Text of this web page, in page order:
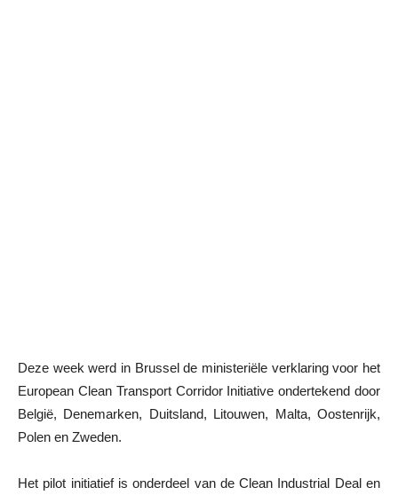
Deze week werd in Brussel de ministeriële verklaring voor het
European Clean Transport Corridor Initiative ondertekend door
België, Denemarken, Duitsland, Litouwen, Malta, Oostenrijk,
Polen en Zweden.
Het pilot initiatief is onderdeel van de Clean Industrial Deal en